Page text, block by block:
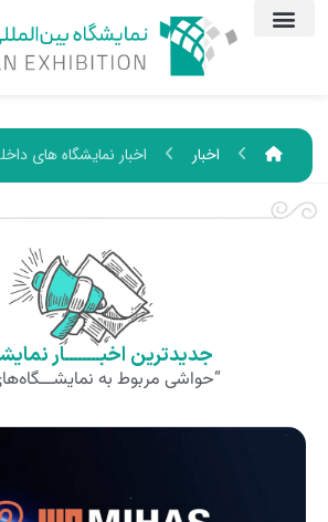
اخبار اخبار نمایشگاه های
جدیدترین اخبــــــــار
“حواشی مربوط به